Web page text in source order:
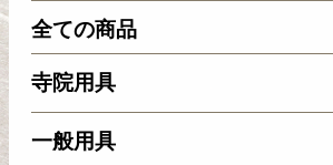
全ての商品
寺院用具
一般用具